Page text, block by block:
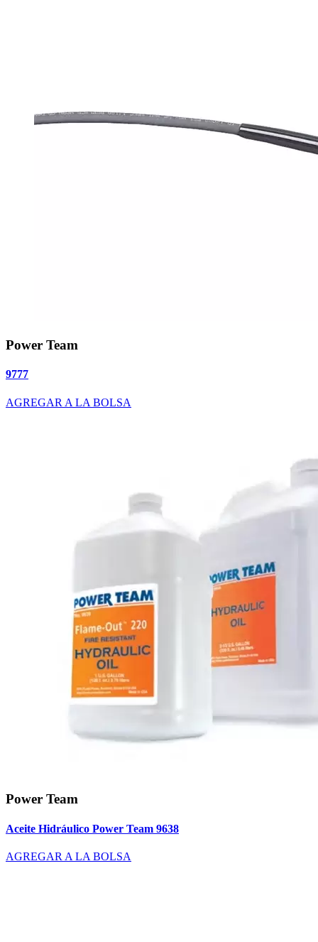
Power Team
9777
AGREGAR A LA BOLSA
Power Team
Aceite Hidráulico Power Team 9638
AGREGAR A LA BOLSA